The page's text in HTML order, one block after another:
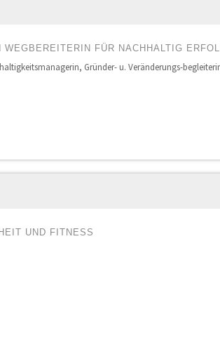
WEGBEREITERIN FÜR NACHHALTIG
Gründer- u. Veränderungs-
UND FITNESS